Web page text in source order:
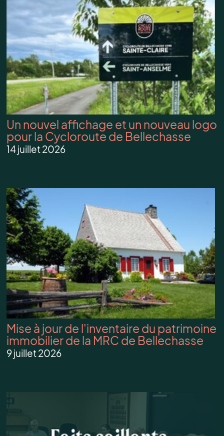
Un nouvel affichage et un nouveau logo
pour la Cycloroute de Bellechasse
14 juillet 2026
Mise à jour de l'inventaire du patrimoine
immobilier de la MRC de Bellechasse
9 juillet 2026